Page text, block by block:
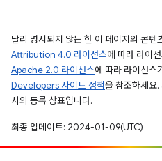
달리 명시되지 않는 한 이 페이지의 콘텐
Attribution 4.0 라이선스에 따라 라이
Apache 2.0 라이선스에 따라 라이선스
Developers 사이트 정책을 참조하세
사의 등록 상표입니다.
최종 업데이트: 2024-01-09(UTC)